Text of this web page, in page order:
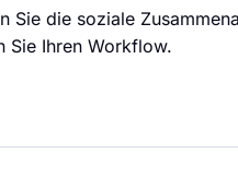
Sie die soziale
Sie Ihren Workflow.